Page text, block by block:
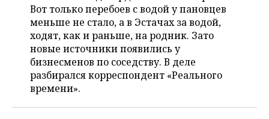
Вот только перебоев с водой у пановцев
меньше не стало, а в Эстачах за водой,
ходят, как и раньше, на родник. Зато
новые источники появились у
бизнесменов по соседству. В деле
разбирался корреспондент «Реального
времени».